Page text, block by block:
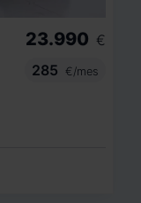
23.990 €
285
€/mes